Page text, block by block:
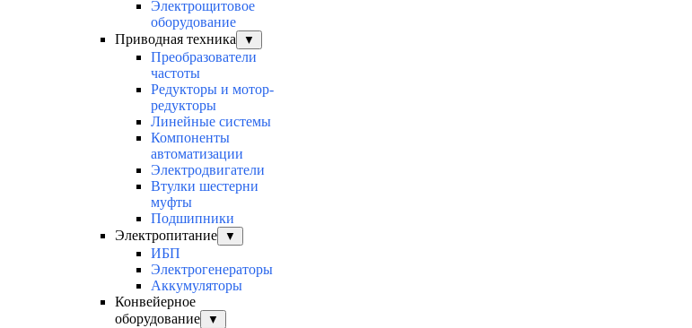
Электрощитовое
оборудование
Приводная техника
▼
Преобразователи
частоты
Редукторы и мотор-
редукторы
Линейные системы
Компоненты
автоматизации
Электродвигатели
Втулки шестерни
муфты
Подшипники
Электропитание
▼
ИБП
Электрогенераторы
Аккумуляторы
Конвейерное
оборудование
▼